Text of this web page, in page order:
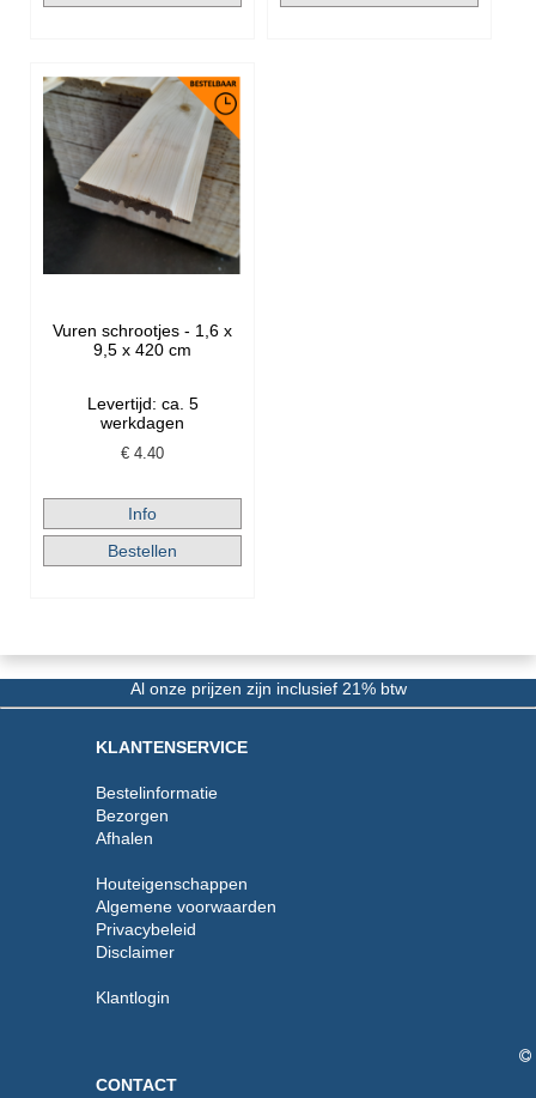
Vuren schrootjes - 1,6 x
9,5 x 420 cm
Levertijd: ca. 5
werkdagen
€4.40
Al onze prijzen zijn inclusief 21% btw
KLANTENSERVICE
Bestelinformatie
Bezorgen
Afhalen
Houteigenschappen
Algemene voorwaarden
Privacybeleid
Disclaimer
Klantlogin
CONTACT